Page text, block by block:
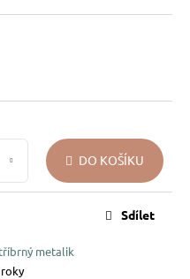
DO KOŠÍKU
metalik
roky
Sdílet